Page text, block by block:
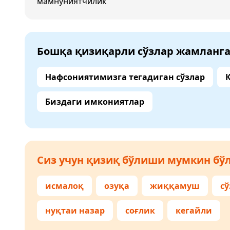
Бошқа қизиқарли сўзлар
Нафсониятимизга тегадиган сўзлар
Биздаги имкониятлар
Сиз учун қизиқ бўлиши мумкин
исмалоқ озуқа жиққамуш
нуқтаи назар соғлик кегайли